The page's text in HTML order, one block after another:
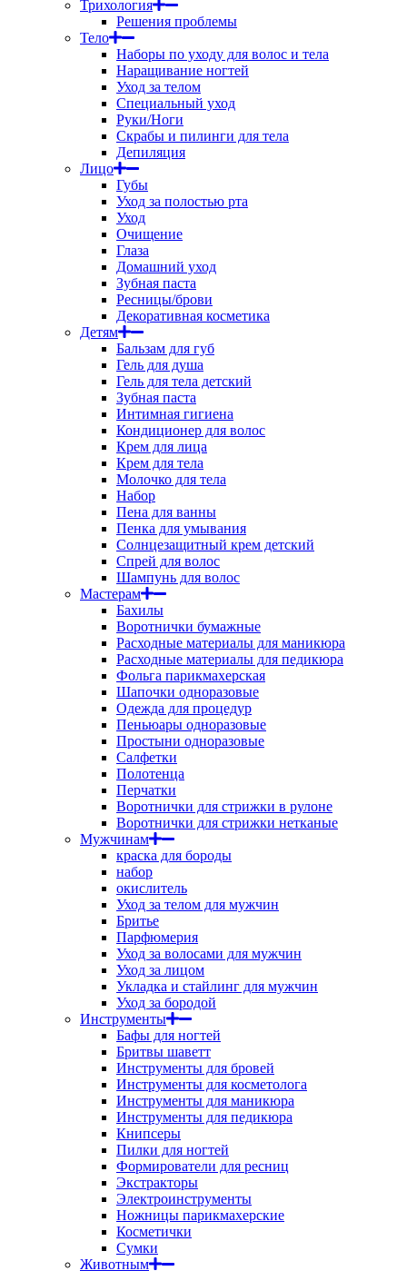
Трихология
Решения проблемы
Тело
Наборы по уходу для волос и тела
Наращивание ногтей
Уход за телом
Специальный уход
Руки/Ноги
Скрабы и пилинги для тела
Депиляция
Лицо
Губы
Уход за полостью рта
Уход
Очищение
Глаза
Домашний уход
Зубная паста
Ресницы/брови
Декоративная косметика
Детям
Бальзам для губ
Гель для душа
Гель для тела детский
Зубная паста
Интимная гигиена
Кондиционер для волос
Крем для лица
Крем для тела
Молочко для тела
Набор
Пена для ванны
Пенка для умывания
Солнцезащитный крем детский
Спрей для волос
Шампунь для волос
Мастерам
Бахилы
Воротнички бумажные
Расходные материалы для маникюра
Расходные материалы для педикюра
Фольга парикмахерская
Шапочки одноразовые
Одежда для процедур
Пеньюары одноразовые
Простыни одноразовые
Салфетки
Полотенца
Перчатки
Воротнички для стрижки в рулоне
Воротнички для стрижки нетканые
Мужчинам
краска для бороды
набор
окислитель
Уход за телом для мужчин
Бритье
Парфюмерия
Уход за волосами для мужчин
Уход за лицом
Укладка и стайлинг для мужчин
Уход за бородой
Инструменты
Бафы для ногтей
Бритвы шаветт
Инструменты для бровей
Инструменты для косметолога
Инструменты для маникюра
Инструменты для педикюра
Книпсеры
Пилки для ногтей
Формирователи для ресниц
Экстракторы
Электроинструменты
Ножницы парикмахерские
Косметички
Сумки
Животным